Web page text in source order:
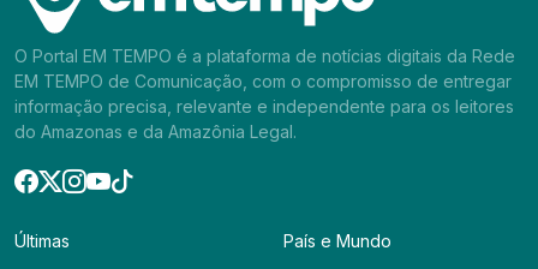
O Portal EM TEMPO é a plataforma de notícias digitais da Rede
EM TEMPO de Comunicação, com o compromisso de entregar
informação precisa, relevante e independente para os leitores
do Amazonas e da Amazônia Legal.
Últimas
País e Mundo